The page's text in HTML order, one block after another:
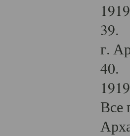
39.
г.
40.
Все